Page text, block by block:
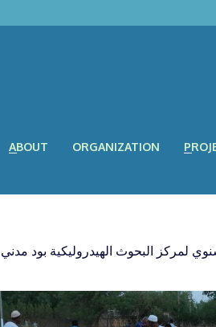
ABOUT ORGANIZATION
لمركز البحوث الهيدروليكية بود مدني